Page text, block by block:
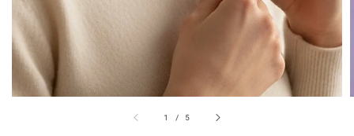
1 / 5